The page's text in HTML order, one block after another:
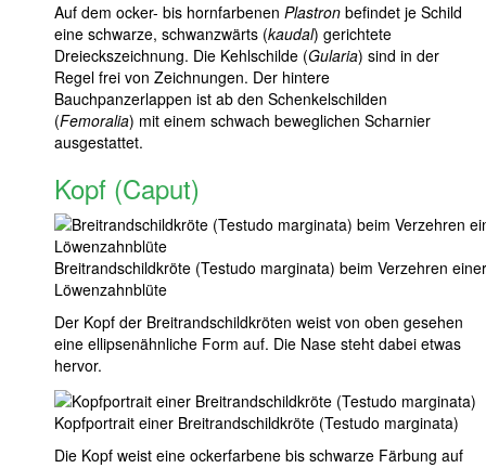
Auf dem ocker- bis hornfarbenen Plastron befindet je Schild
eine schwarze, schwanzwärts (kaudal) gerichtete
Dreieckszeichnung. Die Kehlschilde (Gularia) sind in der
Regel frei von Zeichnungen. Der hintere
Bauchpanzerlappen ist ab den Schenkelschilden
(Femoralia) mit einem schwach beweglichen Scharnier
ausgestattet.
Kopf (Caput)
Breitrandschildkröte (Testudo marginata) beim Verzehren einer
Löwenzahnblüte
Der Kopf der Breitrandschildkröten weist von oben gesehen
eine ellipsenähnliche Form auf. Die Nase steht dabei etwas
hervor.
Kopfportrait einer Breitrandschildkröte (Testudo marginata)
Die Kopf weist eine ockerfarbene bis schwarze Färbung auf